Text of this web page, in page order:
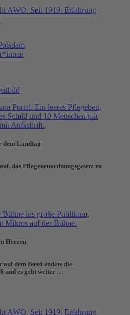
dem Landtag
das Pflegeneuordnungsgesetz zu
Herzen
dem Bassi endete die
und es geht weiter …